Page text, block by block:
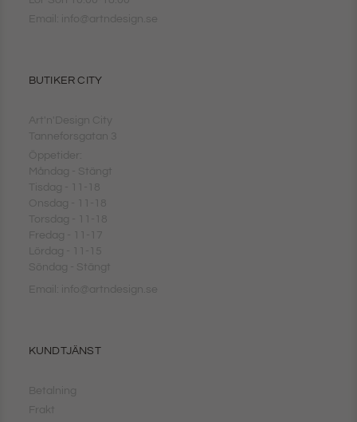
Email: info@artndesign.se
BUTIKER CITY
Art'n'Design City
Tanneforsgatan 3
Öppetider:
Måndag - Stängt
Tisdag - 11-18
Onsdag - 11-18
Torsdag - 11-18
Fredag - 11-17
Lördag - 11-15
Söndag - Stängt
Email: info@artndesign.se
KUNDTJÄNST
Betalning
Frakt